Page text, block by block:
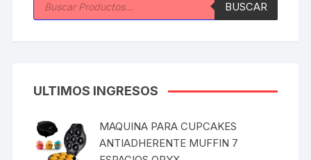
de
BUSCAR
ULTIMOS INGRESOS
MAQUINA PARA CUPCAKES
ANTIADHERENTE MUFFIN 7